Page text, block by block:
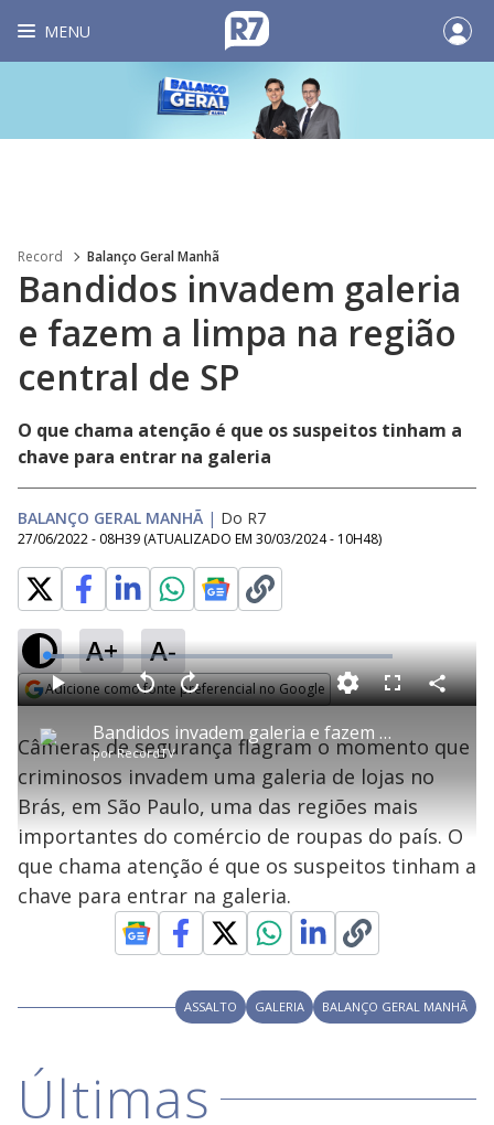
MENU
Record Balanço Geral Manhã
Bandidos invadem galeria
e fazem a limpa na região
central de SP
O que chama atenção é que os suspeitos tinham a
chave para entrar na galeria
BALANÇO GERAL MANHÃ | Do R7
27/06/2022 - 08H39 (ATUALIZADO EM 30/03/2024 - 10H48)
A+ A-
Adicione como fonte preferencial no Google
P
l
a
y
V
Bandidos invadem galeria e fazem a limpa na região central de SP
porRecordTV
P V
l
t
a
r
0
e
g
n
d
s
A
n
ç
1
s
e
u
n
d
o
s
L
o
a
d
e
5
.
2
4
%
F
s
c
e
n
C
o
a
r
Câmeras de segurança flagram o momento que
criminosos invadem uma galeria de lojas no
Brás, em São Paulo, uma das regiões mais
importantes do comércio de roupas do país. O
que chama atenção é que os suspeitos tinham a
chave para entrar na galeria.
ASSALTO GALERIA BALANÇO GERAL MANHÃ
Últimas